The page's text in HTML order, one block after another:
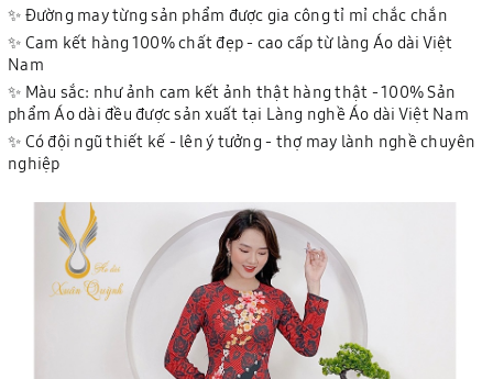
✨ Đường may từng sản phẩm được gia công tỉ mỉ chắc chắn
✨ Cam kết hàng 100% chất đẹp - cao cấp từ làng Áo dài Việt
Nam
✨ Màu sắc: như ảnh cam kết ảnh thật hàng thật - 100% Sản
phẩm Áo dài đều được sản xuất tại Làng nghề Áo dài Việt Nam
✨ Có đội ngũ thiết kế - lên ý tưởng - thợ may lành nghề chuyên
nghiệp